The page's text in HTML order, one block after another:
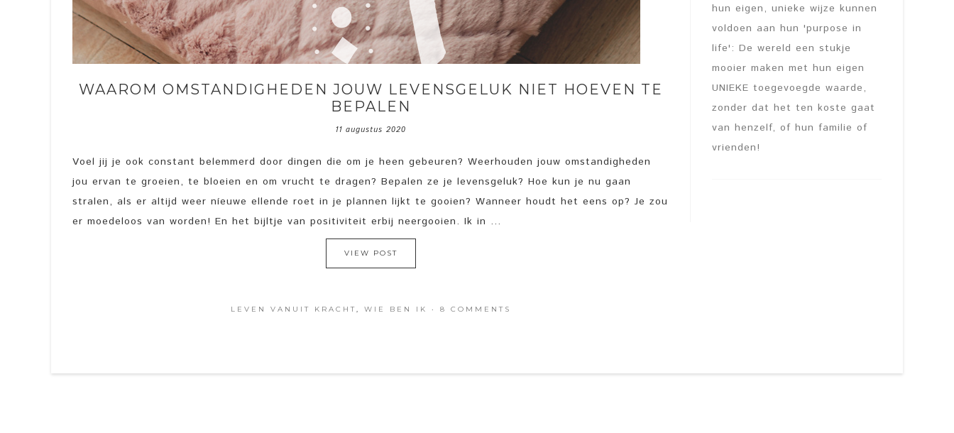
WAAROM OMSTANDIGHEDEN JOUW LEVENSGELUK NIET HOEVEN TE
BEPALEN
11 augustus 2020
Voel jij je ook constant belemmerd door dingen die om je heen gebeuren? Weerhouden jouw omstandigheden
jou ervan te groeien, te bloeien en om vrucht te dragen? Bepalen ze je levensgeluk? Hoe kun je nu gaan
stralen, als er altijd weer níeuwe ellende roet in je plannen lijkt te gooien? Wanneer houdt het eens op? Je zou
er moedeloos van worden! En het bijltje van positiviteit erbij neergooien. Ik in ...
VIEW POST
LEVEN VANUIT KRACHT, WIE BEN IK · 8 COMMENTS
hun eigen, unieke wijze kunnen
voldoen aan hun 'purpose in
life': De wereld een stukje
mooier maken met hun eigen
UNIEKE toegevoegde waarde,
zonder dat het ten koste gaat
van henzelf, of hun familie of
vrienden!